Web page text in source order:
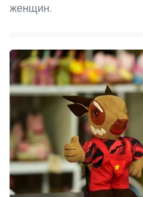
женщин.